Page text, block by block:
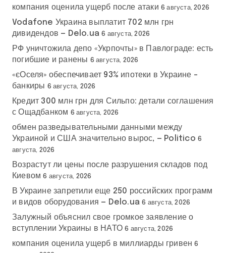
компания оценила ущерб после атаки 6 августа, 2026
Vodafone Украина выплатит 702 млн грн
дивидендов — Delo.ua 6 августа, 2026
РФ уничтожила депо «Укрпочты» в Павлограде: есть
погибшие и ранены 6 августа, 2026
«єОселя» обеспечивает 93% ипотеки в Украине –
банкиры 6 августа, 2026
Кредит 300 млн грн для Сильпо: детали соглашения
с Ощадбанком 6 августа, 2026
обмен разведывательными данными между
Украиной и США значительно вырос, — Politico 6
августа, 2026
Возрастут ли цены после разрушения складов под
Киевом 6 августа, 2026
В Украине запретили еще 250 российских программ
и видов оборудования — Delo.ua 6 августа, 2026
Залужный объяснил свое громкое заявление о
вступлении Украины в НАТО 6 августа, 2026
компания оценила ущерб в миллиарды гривен 6